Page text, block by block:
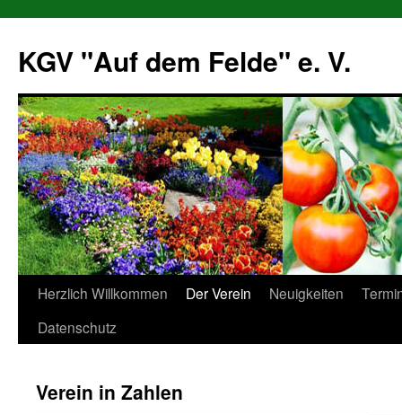
springen
KGV "Auf dem Felde" e. V.
Herzlich Willkommen Der Verein Neuigkeiten
Datenschutz
Verein in Zahlen